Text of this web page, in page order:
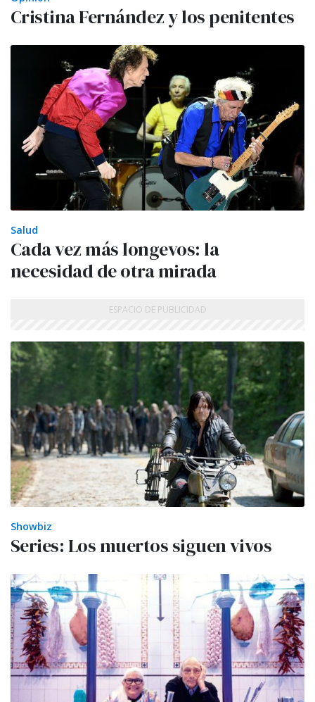
Cristina Fernández y los penitentes
Salud
Cada vez más longevos: la
necesidad de otra mirada
Showbiz
Series: Los muertos siguen vivos